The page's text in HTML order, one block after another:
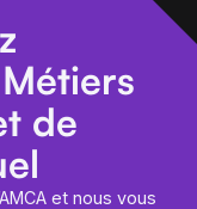
de
et nous vous